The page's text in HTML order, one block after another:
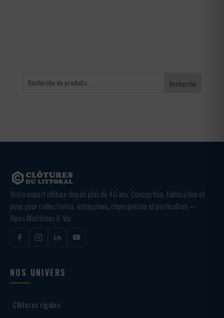
Recherche
Votre expert clôture depuis plus de 40 ans. Conception, fabrication et
pose pour collectivités, entreprises, copropriétés et particuliers —
Alpes-Maritimes & Var.
NOS UNIVERS
Clôtures rigides